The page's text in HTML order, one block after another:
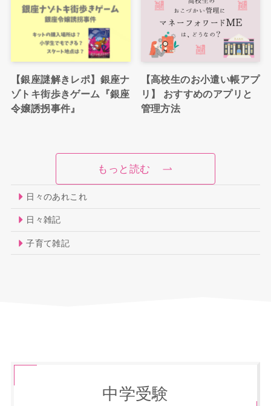
【銀座謎解きレポ】銀座ナ
ゾトキ街歩きゲーム『銀座
令嬢誘拐事件』
【高校生のお小遣い帳アプ
リ】 おすすめのアプリと
管理方法
もっと読む
日々のあれこれ
日々雑記
子育て雑記
中学受験